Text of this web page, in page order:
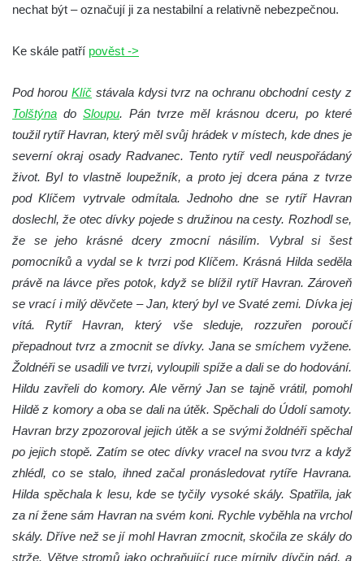
Hradiště Hrádek u Libochovan (vyhlídka)
Papststein (Saské Švýcarsko)
Jeskyně Idagrotte (Saské Švýcarsko)
Skalní město Nebeská říše u Ostrova
Vyhlídka u symbolického horolezeckého
hřbitova ve skalách Nebeská říše u Ostrova
Skalní věž Doga v Tiských stěnách
Lavička Jiřího Kopeckého v Tiských
Tiské stěny
Ledová stěna u Sýrového potoka v
Kyjovském údolí
Jeskyně víl v Kyjovském údolí
Jeskyně Vinný sklep v Kyjovském údolí
Vyhlídka nad přírodní rezervací Slunečná
stráň u Naučné stezky Pod Vysokým Ostrým
Vyhlídka nad Brnou na Naučné stezce Pod
Vysokým Ostrým
Stožec (Schöber)
nechat být – označují ji za nestabilní a relativně nebezpečnou.
Ke skále patří pověst ->
Pod horou Klíč stávala kdysi tvrz na ochranu obchodní cesty z
Tolštýna do Sloupu. Pán tvrze měl krásnou dceru, po které
toužil rytíř Havran, který měl svůj hrádek v místech, kde dnes je
severní okraj osady Radvanec. Tento rytíř vedl neuspořádaný
život. Byl to vlastně loupežník, a proto jej dcera pána z tvrze
pod Klíčem vytrvale odmítala. Jednoho dne se rytíř Havran
doslechl, že otec dívky pojede s družinou na cesty. Rozhodl se,
že se jeho krásné dcery zmocní násilím. Vybral si šest
pomocníků a vydal se k tvrzi pod Klíčem. Krásná Hilda seděla
právě na lávce přes potok, když se blížil rytíř Havran. Zároveň
se vrací i milý děvčete – Jan, který byl ve Svaté zemi. Dívka jej
vítá. Rytíř Havran, který vše sleduje, rozzuřen poroučí
přepadnout tvrz a zmocnit se dívky. Jana se smíchem vyžene.
Žoldnéři se usadili ve tvrzi, vyloupili spíže a dali se do hodování.
Hildu zavřeli do komory. Ale věrný Jan se tajně vrátil, pomohl
Hildě z komory a oba se dali na útěk. Spěchali do Údolí samoty.
Havran brzy zpozoroval jejich útěk a se svými žoldnéři spěchal
po jejich stopě. Zatím se otec dívky vracel na svou tvrz a když
zhlédl, co se stalo, ihned začal pronásledovat rytíře Havrana.
Hilda spěchala k lesu, kde se tyčily vysoké skály. Spatřila, jak
za ní žene sám Havran na svém koni. Rychle vyběhla na vrchol
skály. Dříve než se jí mohl Havran zmocnit, skočila ze skály do
strže. Větve stromů jako ochraňující ruce mírnily dívčin pád, a